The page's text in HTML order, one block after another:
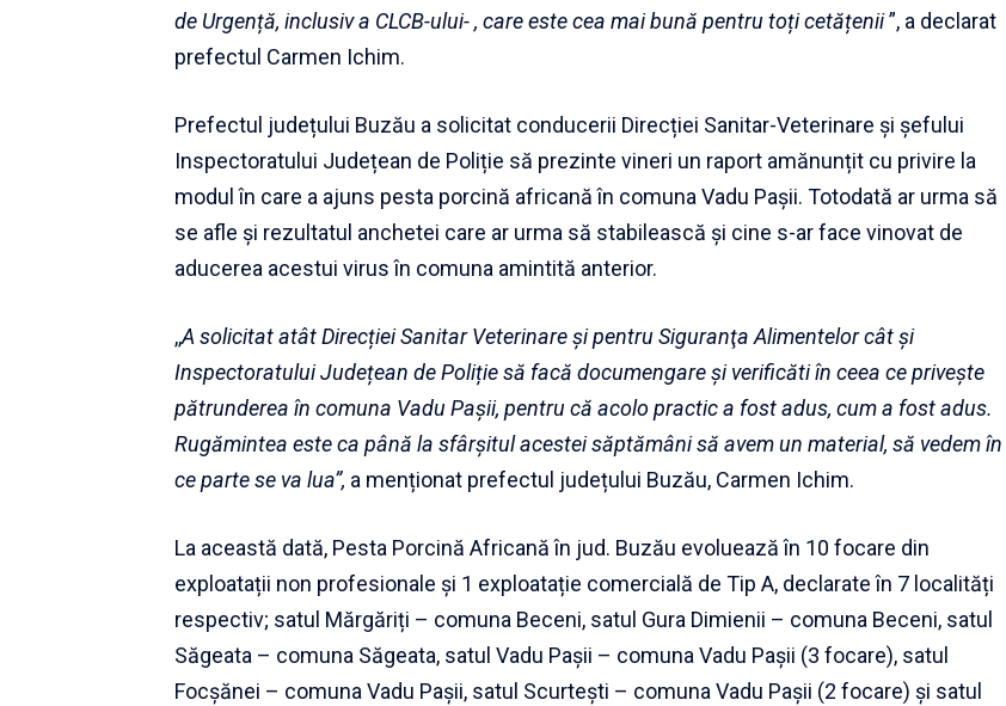
de Urgență, inclusiv a CLCB-ului- , care este cea mai bună pentru toți cetățenii”, a declarat
prefectul Carmen Ichim.
Prefectul județului Buzău a solicitat conducerii Direcției Sanitar-Veterinare și șefului
Inspectoratului Județean de Poliție să prezinte vineri un raport amănunțit cu privire la
modul în care a ajuns pesta porcină africană în comuna Vadu Pașii. Totodată ar urma să
se afle și rezultatul anchetei care ar urma să stabilească și cine s-ar face vinovat de
aducerea acestui virus în comuna amintită anterior.
,,A solicitat atât Direcției Sanitar Veterinare şi pentru Siguranţa Alimentelor cât și
Inspectoratului Județean de Poliție să facă documengare și verificăti în ceea ce privește
pătrunderea în comuna Vadu Pașii, pentru că acolo practic a fost adus, cum a fost adus.
Rugămintea este ca până la sfârșitul acestei săptămâni să avem un material, să vedem în
ce parte se va lua”, a menționat prefectul județului Buzău, Carmen Ichim.
La această dată, Pesta Porcină Africană în jud. Buzău evoluează în 10 focare din
exploatații non profesionale și 1 exploatație comercială de Tip A, declarate în 7 localități
respectiv; satul Mărgăriți – comuna Beceni, satul Gura Dimienii – comuna Beceni, satul
Săgeata – comuna Săgeata, satul Vadu Pașii – comuna Vadu Pașii (3 focare), satul
Focșănei – comuna Vadu Pașii, satul Scurtești – comuna Vadu Pașii (2 focare) și satul